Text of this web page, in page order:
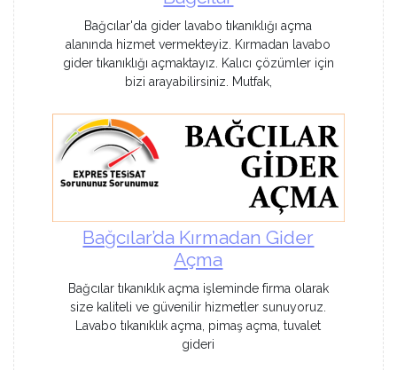
Bağcılar'da gider lavabo tıkanıklığı açma
alanında hizmet vermekteyiz. Kırmadan lavabo
gider tıkanıklığı açmaktayız. Kalıcı çözümler için
bizi arayabilirsiniz. Mutfak,
Bağcılar’da Kırmadan Gider
Açma
Bağcılar tıkanıklık açma işleminde firma olarak
size kaliteli ve güvenilir hizmetler sunuyoruz.
Lavabo tıkanıklık açma, pimaş açma, tuvalet
gideri